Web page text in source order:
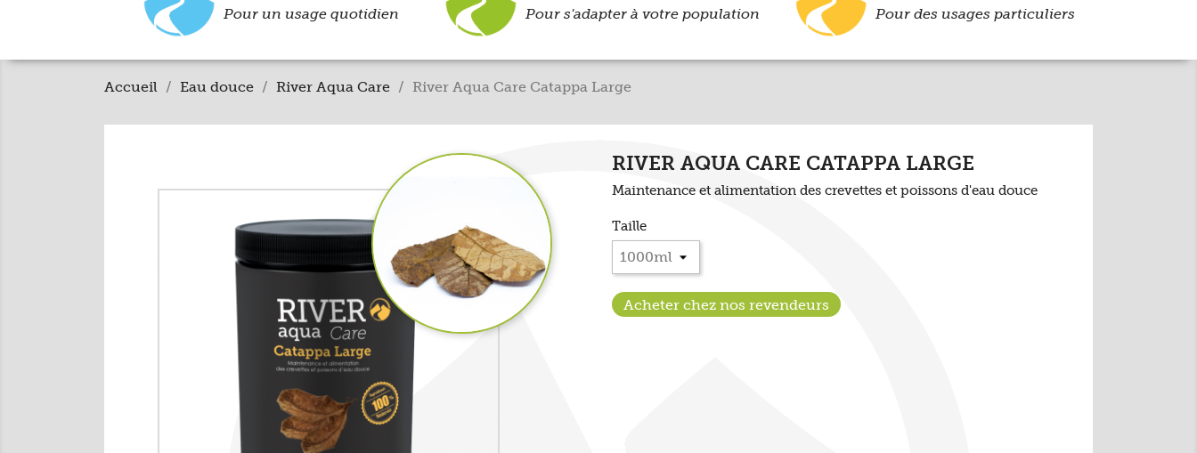
Pour un usage quotidien Pour s'adapter à votre population Pour des usages particuliers
Accueil Eau douce River Aqua Care River Aqua Care Catappa Large
RIVER AQUA CARE CATAPPA LARGE
Maintenance et alimentation des crevettes et poissons d'eau douce
Taille
Acheter chez nos revendeurs